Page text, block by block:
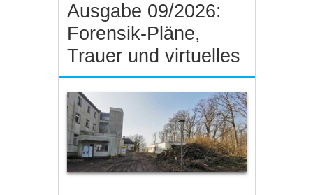
Ausgabe 09/2026:
Forensik-Pläne,
Trauer und virtuelles